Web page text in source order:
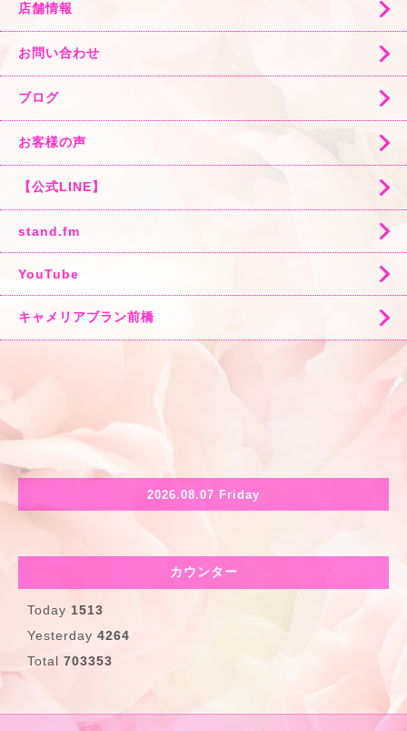
店舗情報
お問い合わせ
ブログ
お客様の声
【公式LINE】
stand.fm
YouTube
キャメリアブラン前橋
2026.08.07 Friday
カウンター
Today 1513
Yesterday 4264
Total 703353